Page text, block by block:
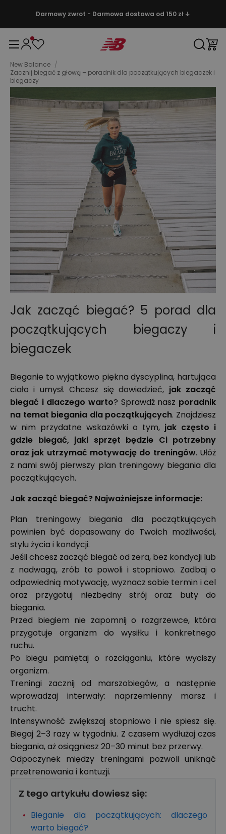
Darmowy zwrot - Darmowa dostawa od 150 zł ↓
New Balance /
Zacznij biegać z głową – poradnik dla początkujących biegaczek i
biegaczy
Jak zacząć biegać? 5 porad dla
początkujących biegaczy i
biegaczek
Bieganie to wyjątkowo piękna dyscyplina, hartująca
ciało i umysł. Chcesz się dowiedzieć, jak zacząć
biegać i dlaczego warto? Sprawdź nasz poradnik
na temat biegania dla początkujących. Znajdziesz
w nim przydatne wskazówki o tym, jak często i
gdzie biegać, jaki sprzęt będzie Ci potrzebny
oraz jak utrzymać motywację do treningów. Ułóż
z nami swój pierwszy plan treningowy biegania dla
początkujących.
Jak zacząć biegać? Najważniejsze informacje:
Plan treningowy biegania dla początkujących
powinien być dopasowany do Twoich możliwości,
stylu życia i kondycji.
Jeśli chcesz zacząć biegać od zera, bez kondycji lub
z nadwagą, zrób to powoli i stopniowo. Zadbaj o
odpowiednią motywację, wyznacz sobie termin i cel
oraz przygotuj niezbędny strój oraz buty do
biegania.
Przed biegiem nie zapomnij o rozgrzewce, która
przygotuje organizm do wysiłku i konkretnego
ruchu.
Po biegu pamiętaj o rozciąganiu, które wyciszy
organizm.
Treningi zacznij od marszobiegów, a następnie
wprowadzaj interwały: naprzemienny marsz i
trucht.
Intensywność zwiększaj stopniowo i nie spiesz się.
Biegaj 2–3 razy w tygodniu. Z czasem wydłużaj czas
biegania, aż osiągniesz 20–30 minut bez przerwy.
Odpoczynek między treningami pozwoli uniknąć
przetrenowania i kontuzji.
Z tego artykułu dowiesz się:
Bieganie dla początkujących: dlaczego
warto biegać?